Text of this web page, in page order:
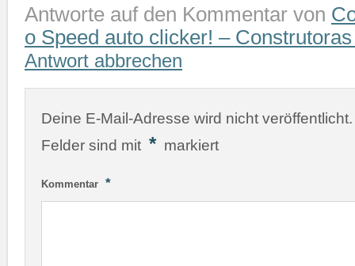
Antworte auf den Kommentar von
o Speed auto clicker! –
Antwort abbrechen
Deine E-Mail-Adresse wird nicht veröffentlicht.
Felder sind mit * markiert
Kommentar *